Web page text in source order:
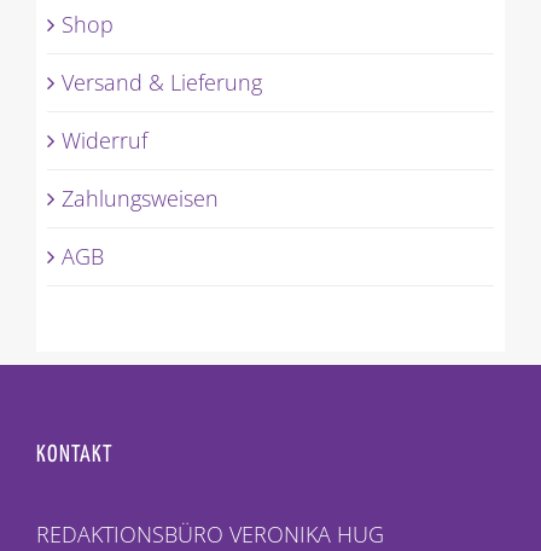
Shop
Versand & Lieferung
Widerruf
Zahlungsweisen
AGB
KONTAKT
REDAKTIONSBÜRO VERONIKA HUG